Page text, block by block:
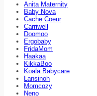
Anita Maternity
Baby Nova
Cache Coeur
Carriwell
Doomoo
Ergobaby
FridaMom
Haakaa
KikkaBoo
Koala Babycare
Lansinoh
Momcozy
Neno